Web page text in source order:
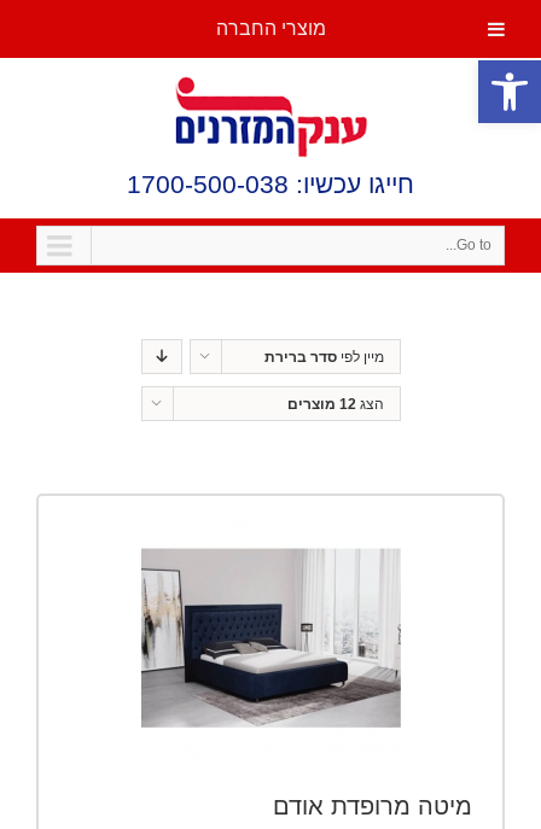
פתח סרגל נגישות
חייגו עכשיו: 1700-500-038
Go to...
מיין לפיסדר ברירת
מחדל
הצג12 מוצרים
מיטה מרופדת אודם
מוצרי החברה